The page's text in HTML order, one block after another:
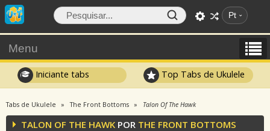
Pt
Menu
Iniciante tabs Top Tabs de Ukulele
Tabs de Ukulele The Front Bottoms Talon Of The Hawk
TALON OF THE HAWK POR THE FRONT BOTTOMS